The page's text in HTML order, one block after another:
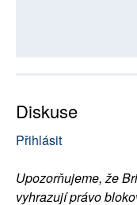
Diskuse
Přihlásit
Upozorňujeme, že
vyhrazují právo